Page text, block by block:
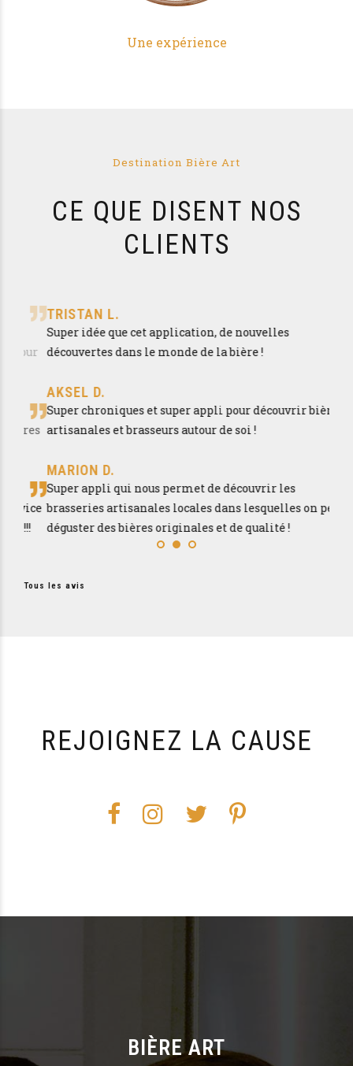
Une expérience
Destination Bière Art
CE QUE DISENT NOS
CLIENTS
TRISTAN L.
Super idée que cet application, de nouvelles
découvertes dans le monde de la bière !
AKSEL D.
Super chroniques et super appli pour découvrir bières
artisanales et brasseurs autour de soi !
MARION D.
Super appli qui nous permet de découvrir les
brasseries artisanales locales dans lesquelles on peut
déguster des bières originales et de qualité !
Tous les avis
REJOIGNEZ LA CAUSE
BIÈRE ART